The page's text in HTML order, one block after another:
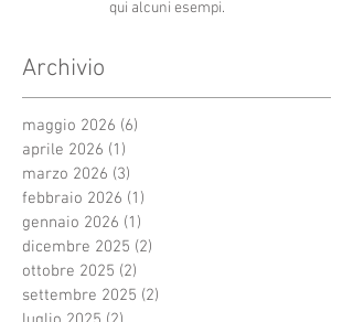
qui alcuni esempi.
Archivio
maggio 2026 (6)
aprile 2026 (1)
marzo 2026 (3)
febbraio 2026 (1)
gennaio 2026 (1)
dicembre 2025 (2)
ottobre 2025 (2)
settembre 2025 (2)